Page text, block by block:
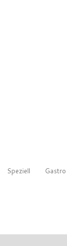
Speziell Gastro